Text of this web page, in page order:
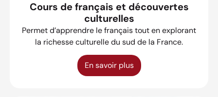
Cours de français et découvertes
culturelles
Permet d’apprendre le français tout en explorant
la richesse culturelle du sud de la France.
En savoir plus